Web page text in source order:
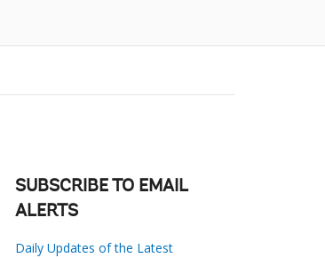
SUBSCRIBE TO EMAIL
ALERTS
Daily Updates of the Latest